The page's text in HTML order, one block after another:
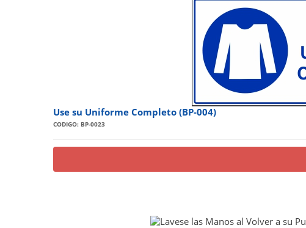
Use su Uniforme Completo (BP-004)
CODIGO: BP-0023